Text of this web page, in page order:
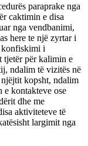
paraprake nga
caktimin e disa
nga vendbanimi,
here te një zyrtar i
konfiskimi i
tjetër për kalimin e
ndalim të vizitës në
njëjtit kopsht, ndalim
e kontakteve ose
dhe me
aktiviteteve të
largimit nga